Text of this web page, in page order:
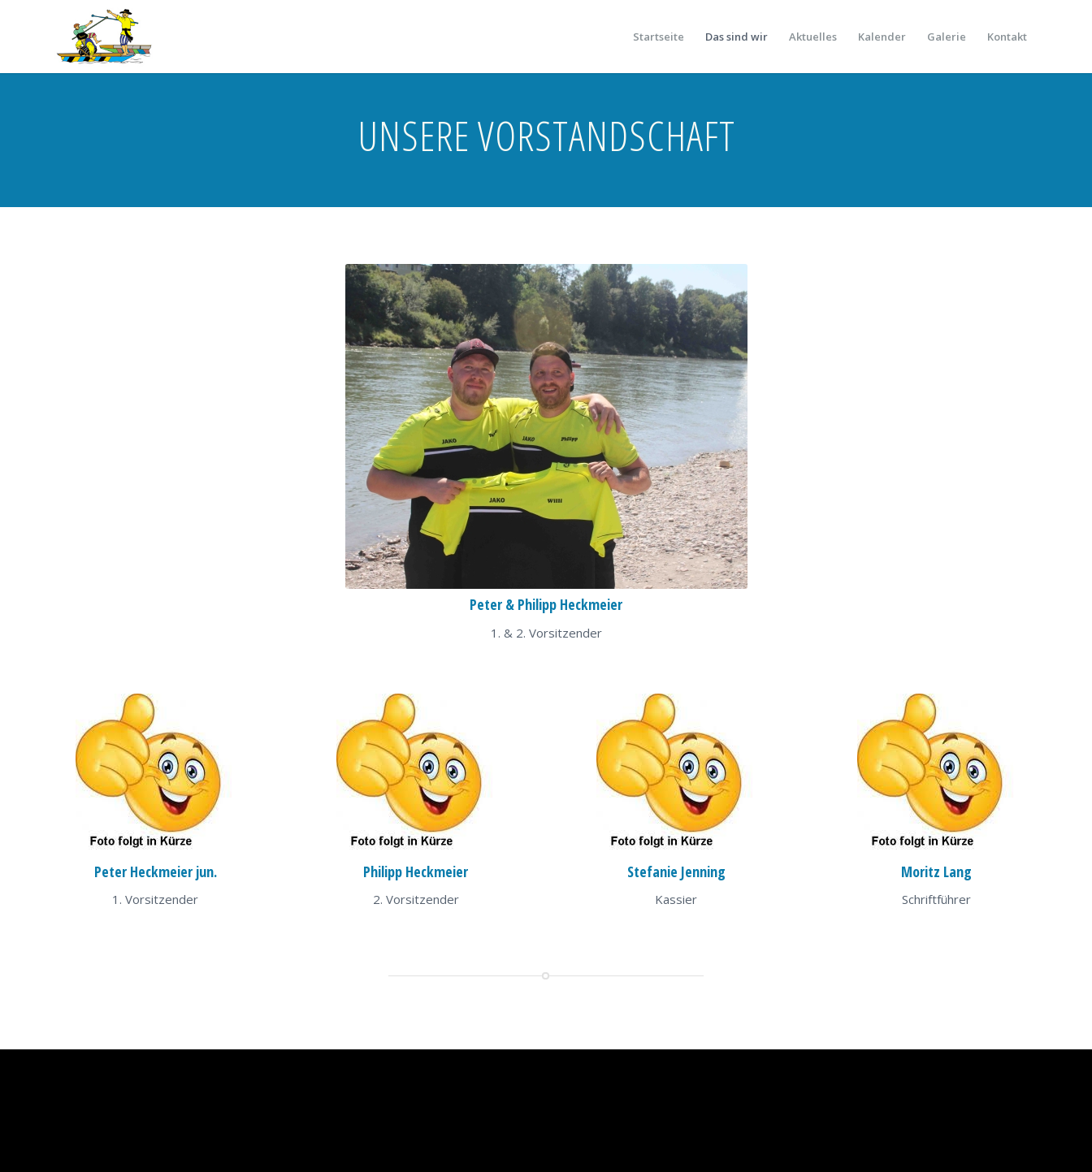
Startseite Das sind wir Aktuelles Kalender Galerie Kontakt
UNSERE VORSTANDSCHAFT
Peter & Philipp Heckmeier
1. & 2. Vorsitzender
Peter Heckmeier jun.
1. Vorsitzender
Philipp Heckmeier
2. Vorsitzender
Stefanie Jenning
Kassier
Moritz Lang
Schriftführer